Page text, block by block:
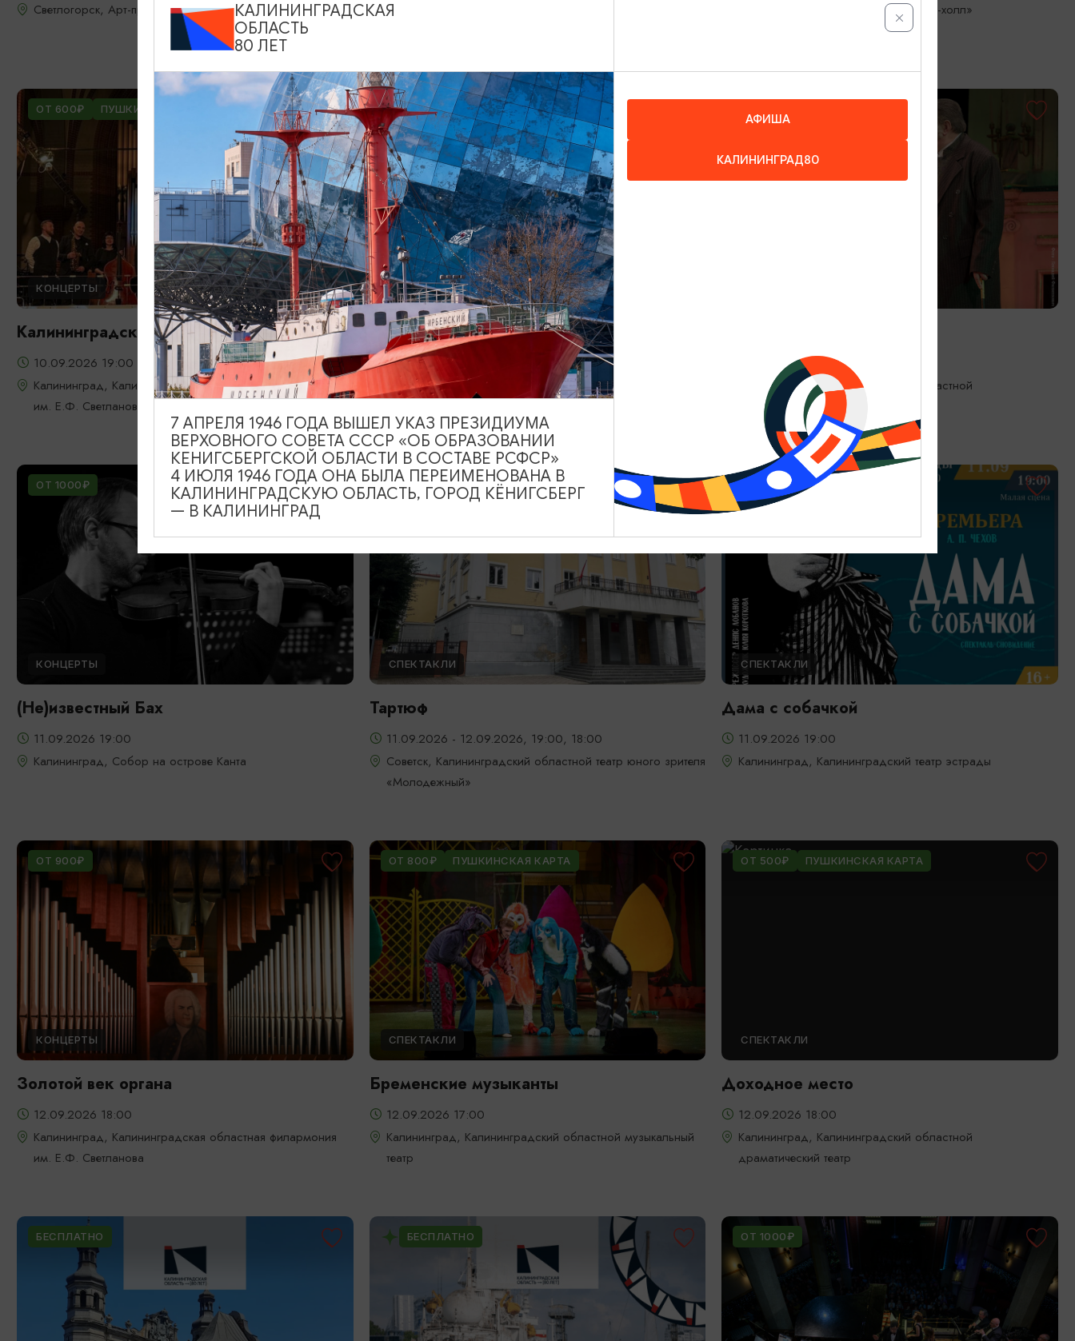
Светлогорск, Арт-пространство «Янтарь-холл»
Калининград, Калининградский областной музыкальный
Светлогорск, Театр эстрады «Янтарь-холл»
ОТ 600₽ ПУШКИНСКАЯ КАРТА
КОНЦЕРТЫ
Калининградский регтайм
10.09.2026 19:00
Калининград, Калининградская областная филармония
им. Е.Ф. Светланова
ОТ 2500₽
КОНЦЕРТЫ
Чиж & Cо
10.09.2026 19:00
Светлогорск, Театр эстрады «Янтарь-холл»
10.09.2026 19:00
Калининград, Калининградский областной
драматический театр
ОТ 1000₽
КОНЦЕРТЫ
(Не)известный Бах
11.09.2026 19:00
Калининград, Собор на острове Канта
ОТ 500₽ ПУШКИНСКАЯ КАРТА
СПЕКТАКЛИ
Тартюф
11.09.2026 - 12.09.2026, 19:00, 18:00
Советск, Калининградский областной театр юного зрителя
«Молодежный»
ОТ 500₽
СПЕКТАКЛИ
Дама с собачкой
11.09.2026 19:00
Калининград, Калининградский театр эстрады
ОТ 900₽
КОНЦЕРТЫ
Золотой век органа
12.09.2026 18:00
Калининград, Калининградская областная филармония
им. Е.Ф. Светланова
ОТ 800₽ ПУШКИНСКАЯ КАРТА
СПЕКТАКЛИ
Бременские музыканты
12.09.2026 17:00
Калининград, Калининградский областной музыкальный
театр
ОТ 500₽ ПУШКИНСКАЯ КАРТА
СПЕКТАКЛИ
Доходное место
12.09.2026 18:00
Калининград, Калининградский областной
драматический театр
БЕСПЛАТНО БЕСПЛАТНО ОТ 1000₽
КАЛИНИНГРАДСКАЯ
ОБЛАСТЬ
80 ЛЕТ
АФИША
КАЛИНИНГРАД80
7 АПРЕЛЯ 1946 ГОДА ВЫШЕЛ УКАЗ ПРЕЗИДИУМА
ВЕРХОВНОГО СОВЕТА СССР «ОБ ОБРАЗОВАНИИ
КЕНИГСБЕРГСКОЙ ОБЛАСТИ В СОСТАВЕ РСФСР»
4 ИЮЛЯ 1946 ГОДА ОНА БЫЛА ПЕРЕИМЕНОВАНА В
КАЛИНИНГРАДСКУЮ ОБЛАСТЬ, ГОРОД КЁНИГСБЕРГ
— В КАЛИНИНГРАД